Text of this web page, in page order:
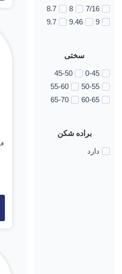
7/16
8
8.7
9
9.46
9.7
سختی
0-45
45-50
50-55
55-60
60-65
65-70
براده شکن
دارد